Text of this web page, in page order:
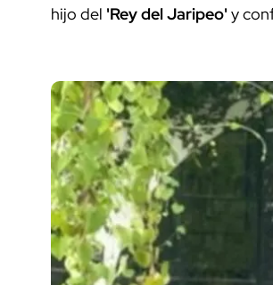
hijo del 'Rey del Jaripeo' y